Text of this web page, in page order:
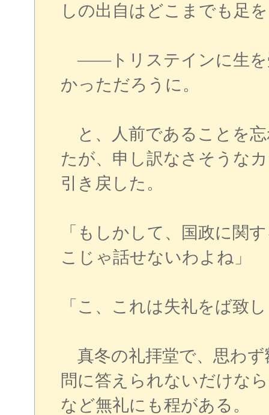
しの出自はどこまでも足
――トリステインに生を
かっただろうに。
と、人前であることを
たが、申し訳なさそうな
引き戻した。
「もしかして、国政に関
こじゃ話せないわよね」
「こ、これは失礼をば致
真冬の礼拝堂で、思わず
問に答えられないだけな
など無礼にも程がある。